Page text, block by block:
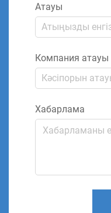
Атауы
Компания атауы
Хабарлама